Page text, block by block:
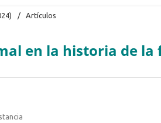
/ Artículos
en la historia de